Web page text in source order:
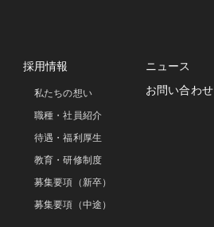
採用情報
私たちの想い
職種・社員紹介
待遇・福利厚生
教育・研修制度
募集要項（新卒）
募集要項（中途）
ニュース
お問い合わせ